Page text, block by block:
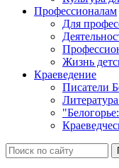
Профессионалам
Для
Жизнь
Краеведение
Писатели